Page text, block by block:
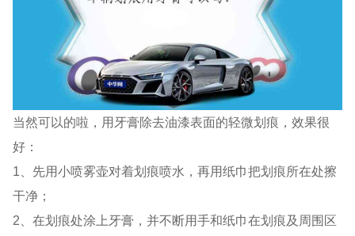
当然可以的啦，用牙膏除去油漆表面的轻微划痕，效果很
好：
1、先用小喷雾壶对着划痕喷水，再用纸巾把划痕所在处擦
干净；
2、在划痕处涂上牙膏，并不断用手和纸巾在划痕及周围区